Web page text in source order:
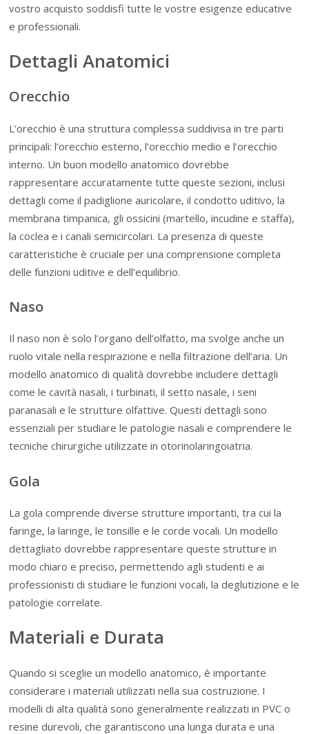
vostro acquisto soddisfi tutte le vostre esigenze educative
e professionali.
Dettagli Anatomici
Orecchio
L’orecchio è una struttura complessa suddivisa in tre parti
principali: l’orecchio esterno, l’orecchio medio e l’orecchio
interno. Un buon modello anatomico dovrebbe
rappresentare accuratamente tutte queste sezioni, inclusi
dettagli come il padiglione auricolare, il condotto uditivo, la
membrana timpanica, gli ossicini (martello, incudine e staffa),
la coclea e i canali semicircolari. La presenza di queste
caratteristiche è cruciale per una comprensione completa
delle funzioni uditive e dell’equilibrio.
Naso
Il naso non è solo l’organo dell’olfatto, ma svolge anche un
ruolo vitale nella respirazione e nella filtrazione dell’aria. Un
modello anatomico di qualità dovrebbe includere dettagli
come le cavità nasali, i turbinati, il setto nasale, i seni
paranasali e le strutture olfattive. Questi dettagli sono
essenziali per studiare le patologie nasali e comprendere le
tecniche chirurgiche utilizzate in otorinolaringoiatria.
Gola
La gola comprende diverse strutture importanti, tra cui la
faringe, la laringe, le tonsille e le corde vocali. Un modello
dettagliato dovrebbe rappresentare queste strutture in
modo chiaro e preciso, permettendo agli studenti e ai
professionisti di studiare le funzioni vocali, la deglutizione e le
patologie correlate.
Materiali e Durata
Quando si sceglie un modello anatomico, è importante
considerare i materiali utilizzati nella sua costruzione. I
modelli di alta qualità sono generalmente realizzati in PVC o
resine durevoli, che garantiscono una lunga durata e una